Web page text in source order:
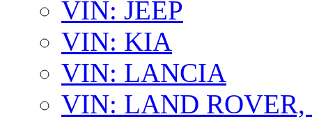
VIN: JEEP
VIN: KIA
VIN: LANCIA
VIN: LAND ROVER,